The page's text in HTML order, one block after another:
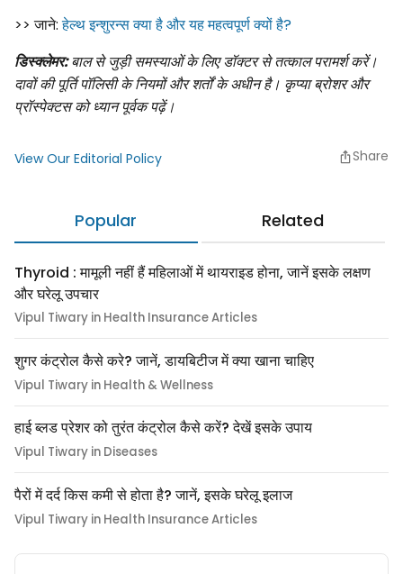
>> जाने:हेल्थ इन्शुरन्स क्या है और यह महत्वपूर्ण क्यों है?
डिस्क्लेमर:बाल से जुड़ी समस्याओं के लिए डॉक्टर से तत्काल परामर्श करें।
दावों की पूर्ति पॉलिसी के नियमों और शर्तों के अधीन है। कृप्या ब्रोशर और
प्रॉस्पेक्टस को ध्यान पूर्वक पढ़ें।
View Our Editorial Policy Share
Popular Related
Thyroid : मामूली नहीं हैं महिलाओं में थायराइड होना, जानें इसके लक्षण
और घरेलू उपचार
Vipul Tiwary in Health Insurance Articles
शुगर कंट्रोल कैसे करे? जानें, डायबिटीज में क्या खाना चाहिए
Vipul Tiwary in Health & Wellness
हाई ब्लड प्रेशर को तुरंत कंट्रोल कैसे करें? देखें इसके उपाय
Vipul Tiwary in Diseases
पैरों में दर्द किस कमी से होता है? जानें, इसके घरेलू इलाज
Vipul Tiwary in Health Insurance Articles